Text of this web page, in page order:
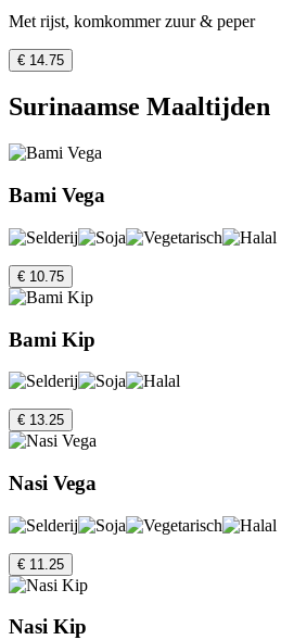
Met rijst, komkommer zuur & peper
€ 14.75
Surinaamse Maaltijden
Bami Vega
€ 10.75
Bami Kip
€ 13.25
Nasi Vega
€ 11.25
Nasi Kip